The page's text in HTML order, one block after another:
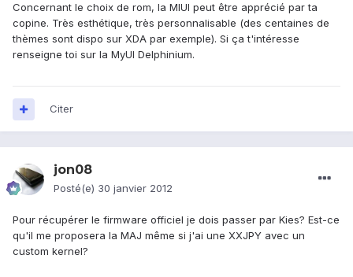
Concernant le choix de rom, la MIUI peut être apprécié par ta
copine. Très esthétique, très personnalisable (des centaines de
thèmes sont dispo sur XDA par exemple). Si ça t'intéresse
renseigne toi sur la MyUI Delphinium.
Citer
jon08
Posté(e) 30 janvier 2012
Pour récupérer le firmware officiel je dois passer par Kies? Est-ce
qu'il me proposera la MAJ même si j'ai une XXJPY avec un
custom kernel?